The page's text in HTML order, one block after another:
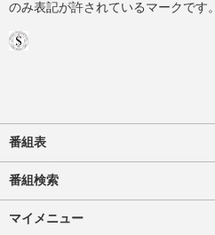
のみ表記が許されているマークです。
番組表
番組検索
マイメニュー